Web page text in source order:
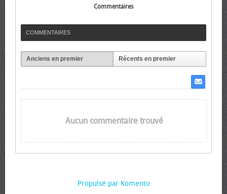
Commentaires
COMMENTAIRES
Anciens en premier Récents en premier
Aucun commentaire trouvé
Propulsé par Komento